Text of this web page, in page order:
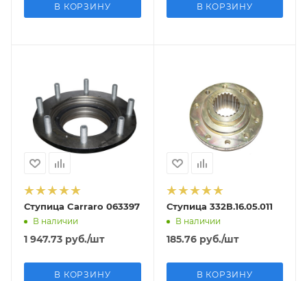
В КОРЗИНУ В КОРЗИНУ
Ступица Carraro 063397
В наличии
1 947.73 руб./шт
В КОРЗИНУ
Ступица 332В.16.05.011
В наличии
185.76руб./шт
В КОРЗИНУ